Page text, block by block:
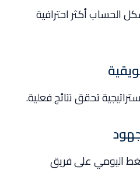
أكثر احترافية
تحقق نتائج فعلية.
اليومي على فريق